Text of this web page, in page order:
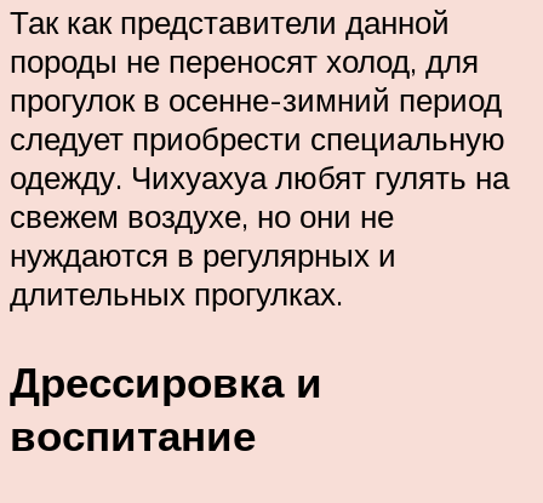
Так как представители данной
породы не переносят холод, для
прогулок в осенне-зимний период
следует приобрести специальную
одежду. Чихуахуа любят гулять на
свежем воздухе, но они не
нуждаются в регулярных и
длительных прогулках.
Дрессировка и
воспитание